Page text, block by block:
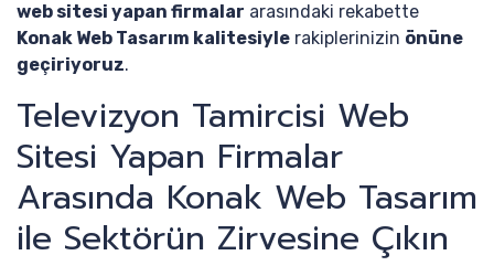
web sitesi yapan firmalar arasındaki rekabette
Konak Web Tasarım kalitesiyle rakiplerinizin önüne
geçiriyoruz.
Televizyon Tamircisi Web
Sitesi Yapan Firmalar
Arasında Konak Web Tasarım
ile Sektörün Zirvesine Çıkın